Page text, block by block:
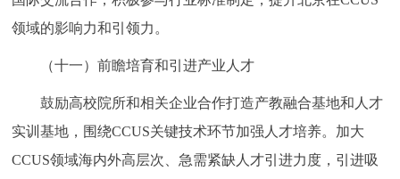
领域的影响力和引领力。
（十一）前瞻培育和引进产业人才
鼓励高校院所和相关企业合作打造产教融合基地和人才
实训基地，围绕CCUS关键技术环节加强人才培养。加大
CCUS领域海内外高层次、急需紧缺人才引进力度，引进吸